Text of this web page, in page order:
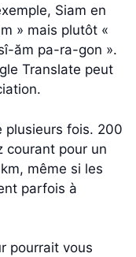
Siam en
» mais plutôt «
ăm pa-ra-gon ».
Translate peut
plusieurs fois. 200
courant pour un
même si les
parfois à
pourrait vous